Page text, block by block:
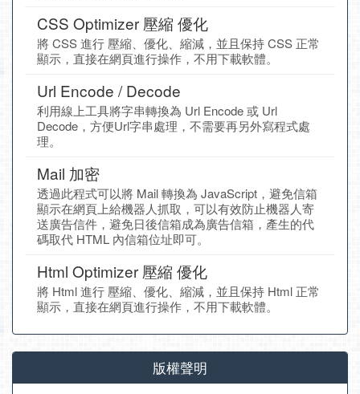
CSS Optimizer 壓縮 優化
將 CSS 進行 壓縮、優化、縮減，並且保持 CSS 正常
顯示，直接在網頁進行操作，不用下載軟體。
Url Encode / Decode
利用線上工具將字串轉換為 Url Encode 或 Url
Decode，方便Url字串處理，不需要再另外寫程式處
理。
Mail 加密
透過此程式可以將 Mail 轉換為 JavaScript，避免信箱
顯示在網頁上給機器人抓取，可以有效防止機器人寄
送廣告信件，避免日後信箱成為廣告信箱，產生的代
碼取代 HTML 內信箱位址即可。
Html Optimizer 壓縮 優化
將 Html 進行 壓縮、優化、縮減，並且保持 Html 正常
顯示，直接在網頁進行操作，不用下載軟體。
版權聲明